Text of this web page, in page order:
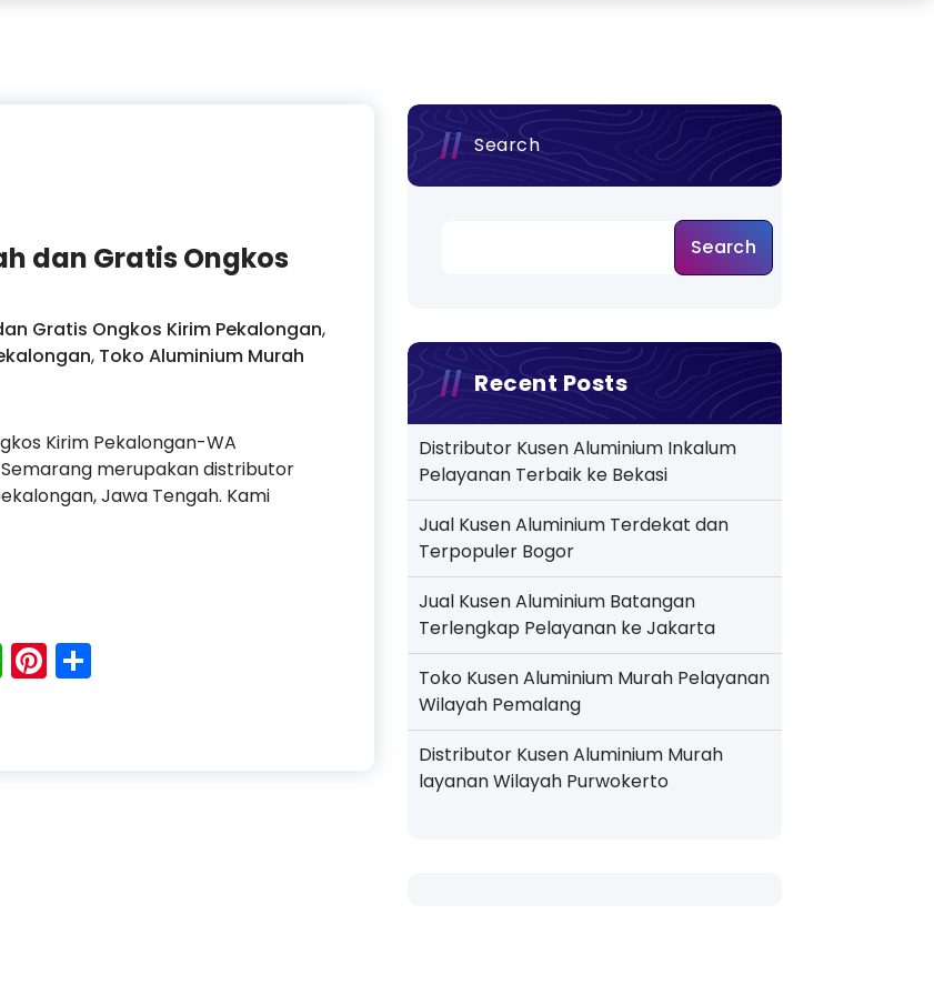
dan Gratis Ongkos
Gratis Ongkos Kirim Pekalongan,
, Toko Aluminium Murah
Kirim Pekalongan-WA
Semarang merupakan distributor
Jawa Tengah. Kami
Murah dan Gratis Ongkos Kirim Pekalongan
WhatsApp
Pinterest
Share
Search
Search
Recent Posts
Distributor Kusen Aluminium Inkalum
Pelayanan Terbaik ke Bekasi
Jual Kusen Aluminium Terdekat dan
Terpopuler Bogor
Jual Kusen Aluminium Batangan
Terlengkap Pelayanan ke Jakarta
Toko Kusen Aluminium Murah Pelayanan
Wilayah Pemalang
Distributor Kusen Aluminium Murah
layanan Wilayah Purwokerto